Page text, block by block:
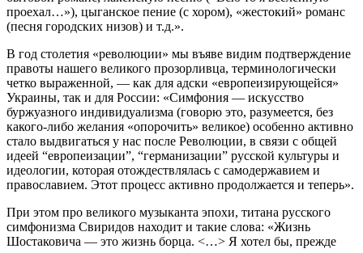
проехал…»), цыганское пение (с хором), «жестокий» романс
(песня городских низов) и т.д.».
В год столетия «революции» мы въяве видим подтверждение
правоты нашего великого прозорливца, терминологически
четко выраженной, — как для адски «европеизирующейся»
Украины, так и для России: «Симфония — искусство
буржуазного индивидуализма (говорю это, разумеется, без
какого-либо желания «опорочить» великое) особенно активно
стало выдвигаться у нас после Революции, в связи с общей
идеей “европеизации”, “германизации” русской культуры и
идеологии, которая отождествлялась с самодержавием и
православием. Этот процесс активно продолжается и теперь».
При этом про великого музыканта эпохи, титана русского
симфонизма Свиридов находит и такие слова: «Жизнь
Шостаковича — это жизнь борца. <…> Я хотел бы, прежде